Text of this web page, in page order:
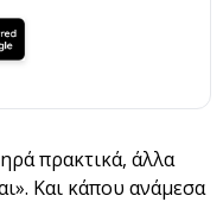
πρακτικά, άλλα
Και κάπου ανάμεσα